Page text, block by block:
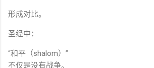
形成对比。
圣经中：
“和平（shalom）”
不仅是没有战争。